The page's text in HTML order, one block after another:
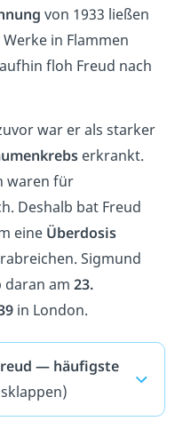
von 1933 ließen
in Flammen
floh Freud nach
war er als starker
erkrankt.
waren für
Deshalb bat Freud
eine Überdosis
Sigmund
daran am23.
in London.
— häufigste